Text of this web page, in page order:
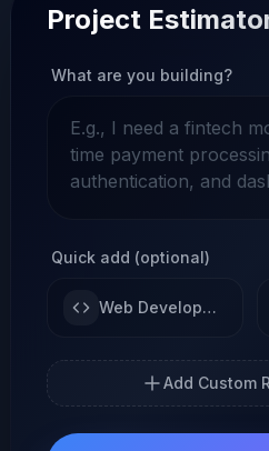
Project
What are you building?
Quick add (optional)
Web Development
Add Custom